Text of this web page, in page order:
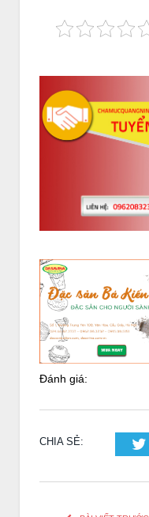
Đánh giá:
CHIA SẺ: